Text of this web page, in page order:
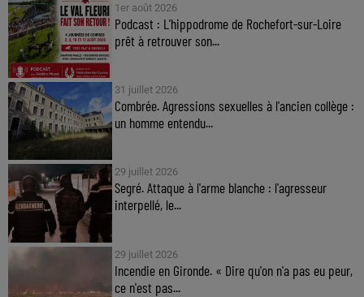
1er août 2026
Podcast : L’hippodrome de Rochefort-sur-Loire
prêt à retrouver son...
31 juillet 2026
Combrée. Agressions sexuelles à l'ancien collège :
un homme entendu...
29 juillet 2026
Segré. Attaque à l'arme blanche : l'agresseur
interpellé, le...
29 juillet 2026
Incendie en Gironde. « Dire qu'on n'a pas eu peur,
ce n'est pas...